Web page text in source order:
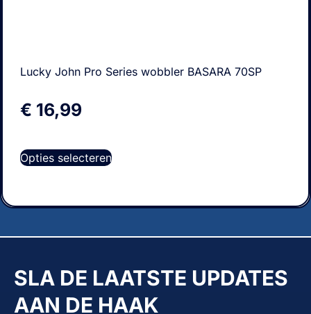
Lucky John Pro Series wobbler BASARA 70SP
€ 16,99
Opties selecteren
SLA DE LAATSTE UPDATES
AAN DE HAAK